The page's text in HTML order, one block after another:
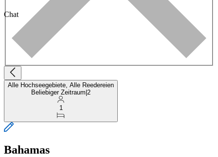
Chat
Alle Hochseegebiete, Alle Reedereien
Beliebiger Zeitraum 2
1
Bahamas